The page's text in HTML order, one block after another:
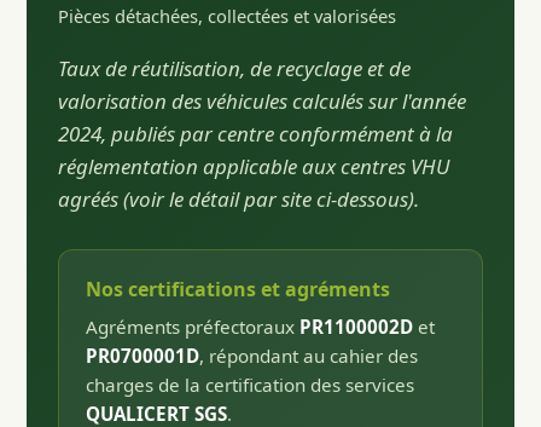
Pièces détachées, collectées et valorisées
Taux de réutilisation, de recyclage et de
valorisation des véhicules calculés sur l'année
2024, publiés par centre conformément à la
réglementation applicable aux centres VHU
agréés (voir le détail par site ci-dessous).
Nos certifications et agréments
Agréments préfectoraux PR1100002D et
PR0700001D, répondant au cahier des
charges de la certification des services
QUALICERT SGS.